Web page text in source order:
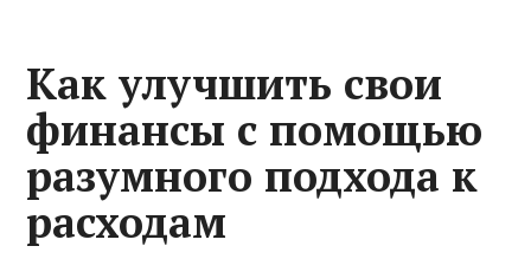
Как улучшить свои
финансы с помощью
разумного подхода к
расходам